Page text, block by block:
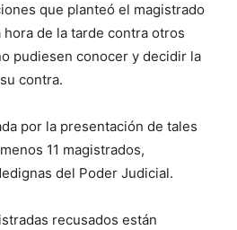
que planteó el magistrado
de la tarde contra otros
pudiesen conocer y decidir la
contra.
por la presentación de tales
11 magistrados,
del Poder Judicial.
recusados están